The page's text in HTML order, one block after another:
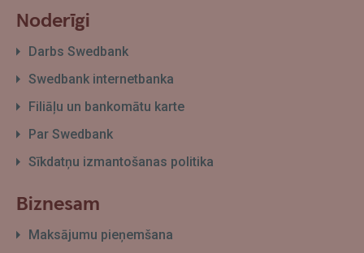
Noderīgi
Darbs Swedbank
Swedbank internetbanka
Filiāļu un bankomātu karte
Par Swedbank
Sīkdatņu izmantošanas politika
Biznesam
Maksājumu pieņemšana